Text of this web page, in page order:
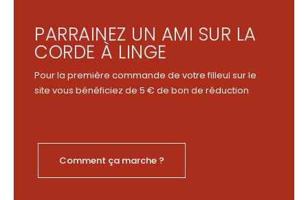
PARRAINEZ UN AMI SUR LA
CORDE À LINGE
Pour la première commande de votre filleul sur le
site vous bénéficiez de 5 € de bon de réduction
Comment ça marche ?